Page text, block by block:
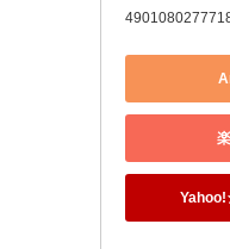
Yahoo!